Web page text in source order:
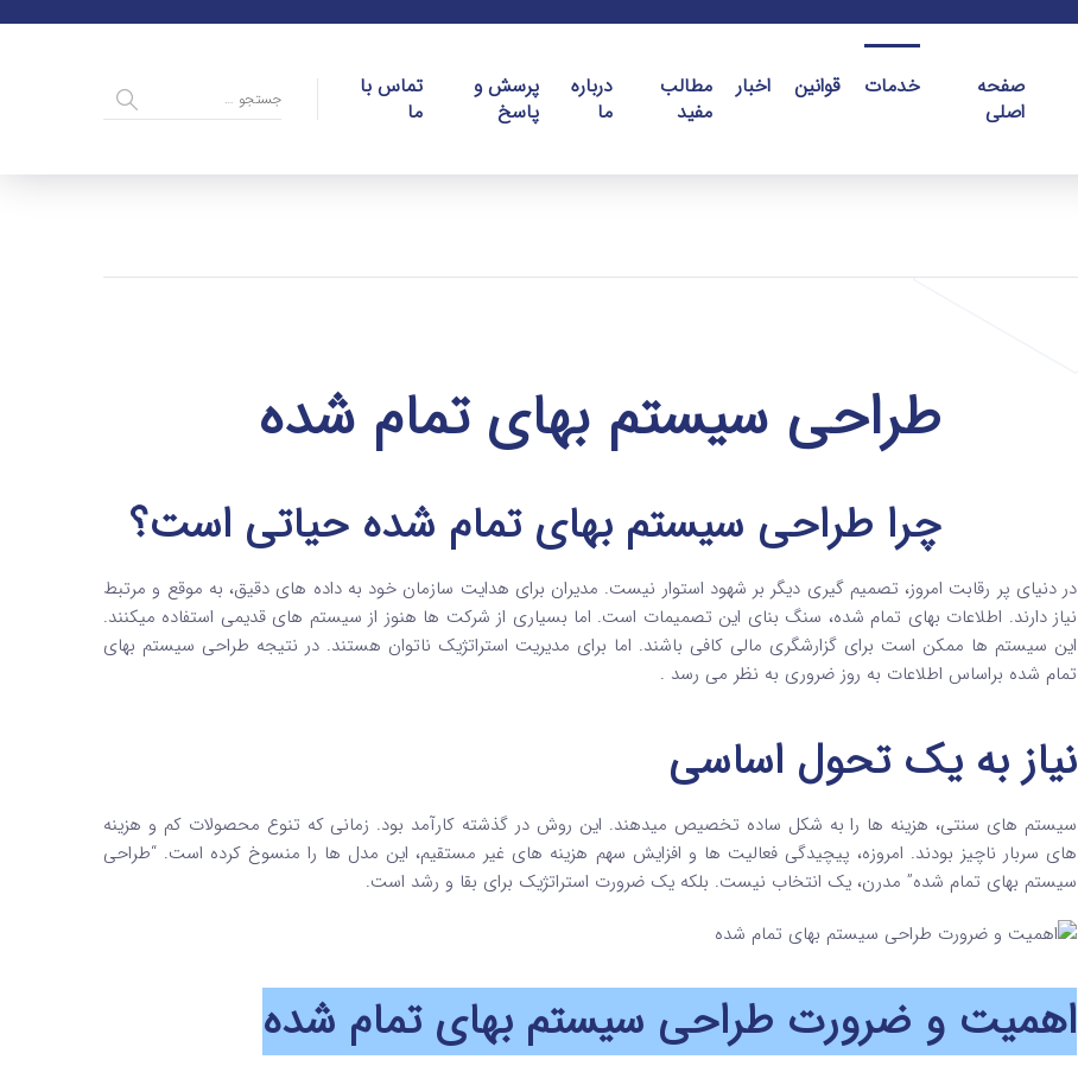
صفحه
اصلی
خدمات قوانین اخبار
مطالب
مفید
درباره
ما
پرسش و
پاسخ
تماس با
ما
طراحی سیستم بهای تمام شده
چرا طراحی سیستم بهای تمام شده حیاتی است؟
در دنیای پر رقابت امروز، تصمیم گیری دیگر بر شهود استوار نیست. مدیران برای هدایت سازمان خود به داده های دقیق، به موقع و مرتبط
نیاز دارند. اطلاعات بهای تمام شده، سنگ بنای این تصمیمات است. اما بسیاری از شرکت ها هنوز از سیستم های قدیمی استفاده میکنند.
این سیستم ها ممکن است برای گزارشگری مالی کافی باشند. اما برای مدیریت استراتژیک ناتوان هستند. در نتیجه طراحی سیستم بهای
تمام شده براساس اطلاعات به روز ضروری به نظر می رسد .
نیاز به یک تحول اساسی
سیستم های سنتی، هزینه ها را به شکل ساده تخصیص میدهند. این روش در گذشته کارآمد بود. زمانی که تنوع محصولات کم و هزینه
های سربار ناچیز بودند. امروزه، پیچیدگی فعالیت ها و افزایش سهم هزینه های غیر مستقیم، این مدل ها را منسوخ کرده است. “طراحی
سیستم بهای تمام شده” مدرن، یک انتخاب نیست. بلکه یک ضرورت استراتژیک برای بقا و رشد است.
اهمیت و ضرورت طراحی سیستم بهای تمام شده